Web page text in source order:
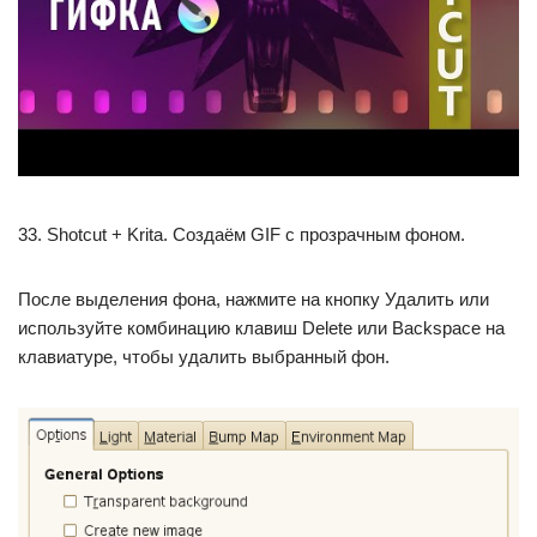
33. Shotcut + Krita. Coздаём GIF с прозрачным фоном.
После выделения фона, нажмите на кнопку Удалить или
используйте комбинацию клавиш Delete или Backspace на
клавиатуре, чтобы удалить выбранный фон.